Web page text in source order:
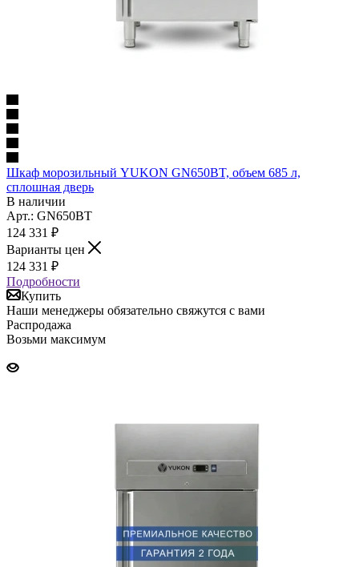
Шкаф морозильный YUKON GN650BT, объем 685 л,
сплошная дверь
В наличии
Арт.: GN650BT
124 331 ₽
Варианты цен
124 331 ₽
Подробности
Купить
Наши менеджеры обязательно свяжутся с вами
Распродажа
Возьми максимум